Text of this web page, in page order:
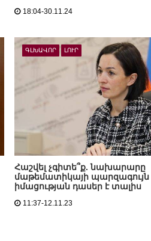
18:04-30.11.24
ԳԼԽԱՎՈՐ ԼՈՒՐ
Հաշվել չգիտե՞ք. նախարարը
մաթեմատիկայի պարզագույն
իմացության դասեր է տալիս
11:37-12.11.23